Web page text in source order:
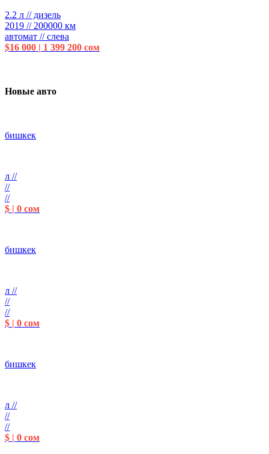
2.2 л // дизель
2019 // 200000 км
автомат // слева
$16 000 | 1 399 200 сом
Новые авто
бишкек
л //
//
//
$ | 0 сом
бишкек
л //
//
//
$ | 0 сом
бишкек
л //
//
//
$ | 0 сом